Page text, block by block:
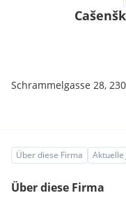
Schrammelgasse 28,
Über diese Firma Aktuelle
Über diese Firma